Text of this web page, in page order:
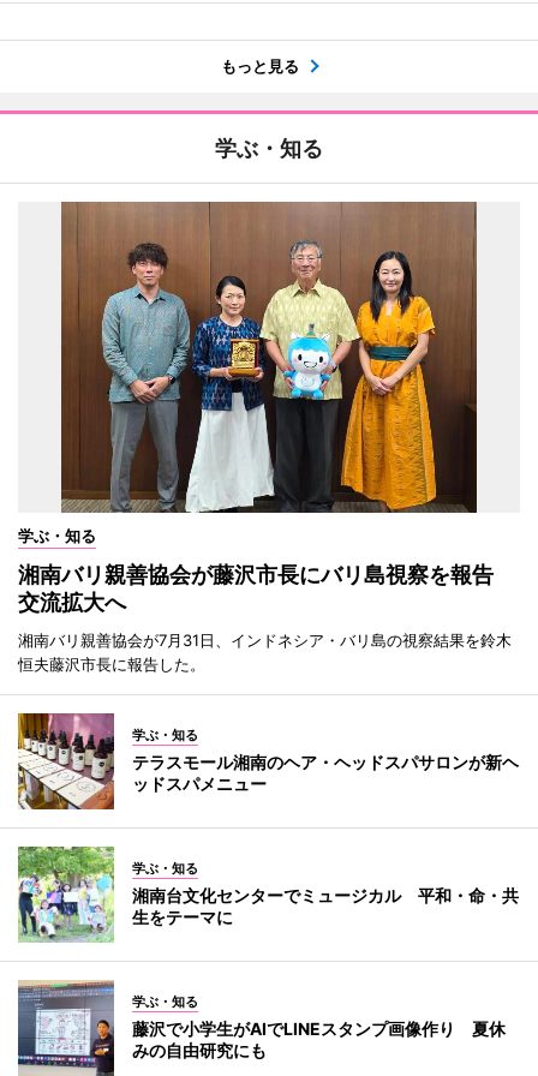
もっと見る
学ぶ・知る
学ぶ・知る
湘南バリ親善協会が藤沢市長にバリ島視察を報告
交流拡大へ
湘南バリ親善協会が7月31日、インドネシア・バリ島の視察結果を鈴木
恒夫藤沢市長に報告した。
学ぶ・知る
テラスモール湘南のヘア・ヘッドスパサロンが新ヘ
ッドスパメニュー
学ぶ・知る
湘南台文化センターでミュージカル 平和・命・共
生をテーマに
学ぶ・知る
藤沢で小学生がAIでLINEスタンプ画像作り 夏休
みの自由研究にも